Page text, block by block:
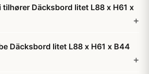
tilhører Däcksbord litet L88 x H61 x
Däcksbord litet L88 x H61 x B44